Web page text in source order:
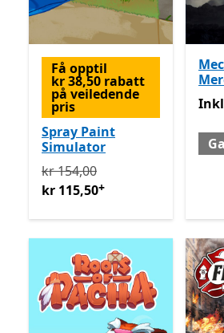
Få opptil
kr 38,50 rabatt
på veiledende
pris
Spray Paint
Simulator
Opprinnelig kr 154,00 nå kr
kr 154,00
kr 115,50+